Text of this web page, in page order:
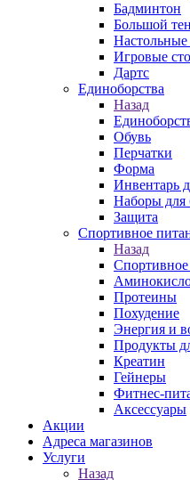
Бадминтон
Большой
Игровые
Дартс
Единоборства
Назад
Обувь
Перчатки
Форма
Инвентарь
Наборы для
Защита
Спортивное
Назад
Протеины
Похудение
Энергия и
Продукты
Креатин
Гейнеры
Фитнес-
Аксессуары
Акции
Адреса магазинов
Услуги
Назад